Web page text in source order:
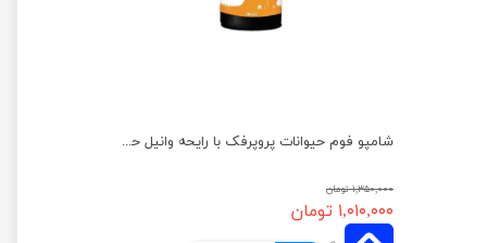
شامپو فوم حیوانات پروپرفک با رایحه وانیل حجم 200 میلی لیتر
۱,۳۵۰,۰۰۰ تومان
۱,۰۱۰,۰۰۰ تومان